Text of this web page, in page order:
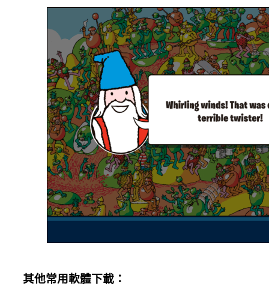
其他常用軟體下載：